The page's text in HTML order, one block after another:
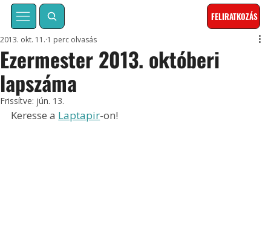
FELIRATKOZÁS
Ezermester 2013. októberi
lapszáma
2013. okt. 11. 1 perc olvasás
Frissítve: jún. 13.
Keresse a Laptapir-on!